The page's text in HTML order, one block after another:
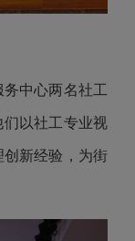
中心两名社工
们以社工专业视
新经验，为街